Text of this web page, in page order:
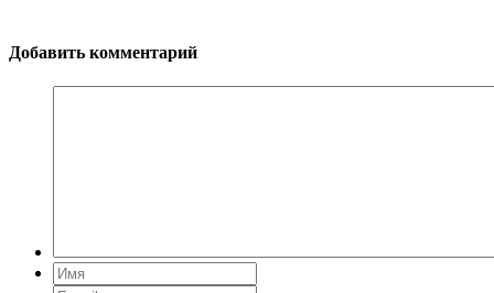
Добавить комментарий